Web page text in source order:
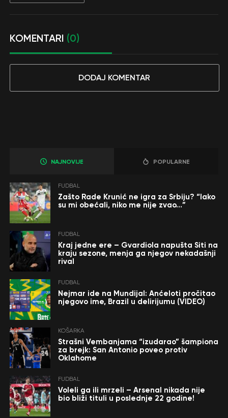
KOMENTARI (0)
DODAJ KOMENTAR
NAJNOVIJE POPULARNE
FUDBAL
Zašto Rade Krunić ne igra za Srbiju? “Iako
su mi obećali, niko me nije zvao…”
FUDBAL
Kraj jedne ere – Gvardiola napušta Siti na
kraju sezone, menja ga njegov nekadašnji
rival
FUDBAL
Nejmar ide na Mundijal: Anćeloti pročitao
njegovo ime, Brazil u delirijumu (VIDEO)
KOŠARKA
Strašni Vembanjama “izudarao” šampiona
za brejk: San Antonio poveo protiv
Oklahome
FUDBAL
Voleli ga ili mrzeli – Arsenal nikada nije
bio bliži tituli u poslednje 22 godine!